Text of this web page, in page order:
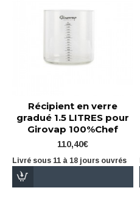
Récipient en verre
gradué 1.5 LITRES pour
Girovap 100%Chef
110,40€
Livré sous 11 à 18 jours ouvrés